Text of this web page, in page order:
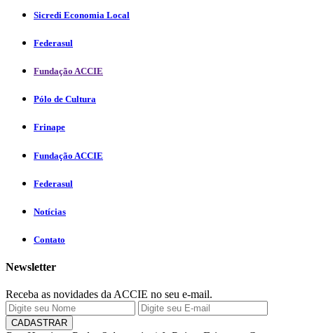
Sicredi Economia Local
Federasul
Fundação ACCIE
Pólo de Cultura
Frinape
Fundação ACCIE
Federasul
Notícias
Contato
Newsletter
Receba as novidades da ACCIE no seu e-mail.